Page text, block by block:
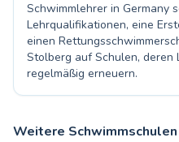
Schwimmlehrer in Germany
Lehrqualifikationen, eine
einen
Stolberg auf Schulen, deren
regelmäßig erneuern.
Weitere